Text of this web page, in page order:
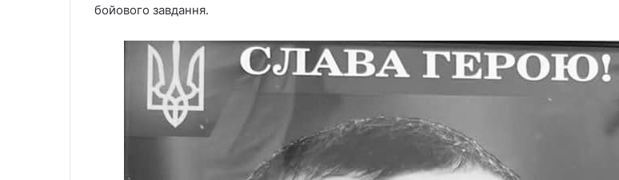
бойового завдання.